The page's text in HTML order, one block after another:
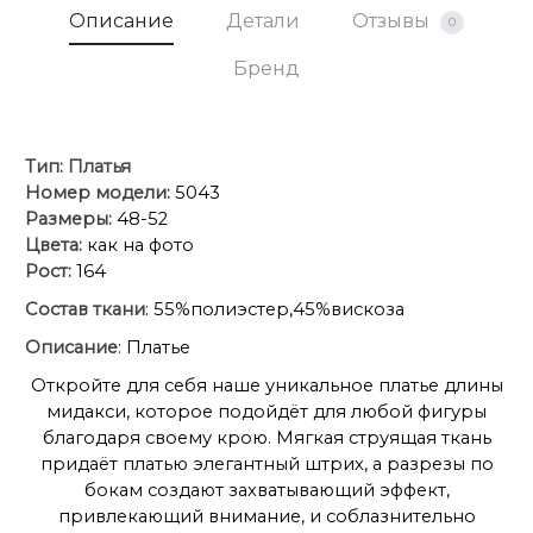
Описание Детали Отзывы 0
Бренд
Тип: Платья
Номер модели: 5043
Размеры: 48-52
Цвета: как на фото
Рост: 164
Состав ткани: 55%полиэстер,45%вискоза
Описание: Платье
Откройте для себя наше уникальное платье длины
мидакси, которое подойдёт для любой фигуры
благодаря своему крою. Мягкая струящая ткань
придаёт платью элегантный штрих, а разрезы по
бокам создают захватывающий эффект,
привлекающий внимание, и соблазнительно